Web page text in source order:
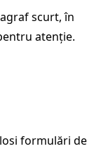
scurt, în
atenție.
formulări de